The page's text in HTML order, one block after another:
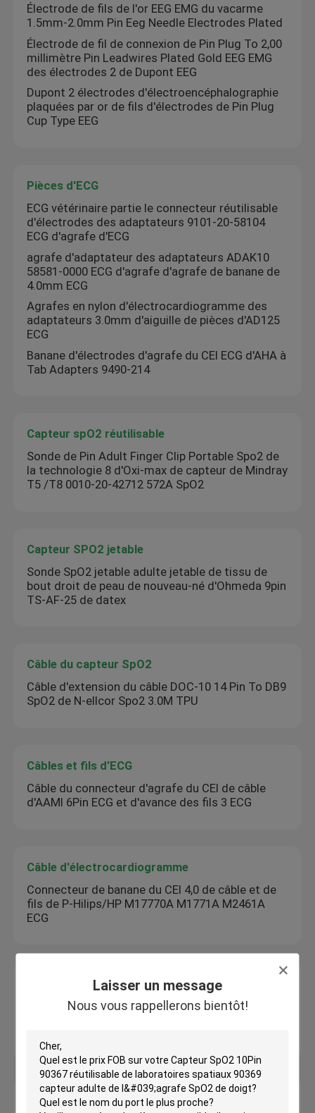
Laisser un message
Nous vous rappellerons bientôt!
Électrode de fils de l'or EEG EMG du vacarme
1.5mm-2.0mm Pin Eeg Needle Electrodes Plated
Électrode de fil de connexion de Pin Plug To 2,00
millimètre Pin Leadwires Plated Gold EEG EMG
des électrodes 2 de Dupont EEG
Dupont 2 électrodes d'électroencéphalographie
plaquées par or de fils d'électrodes de Pin Plug
Cup Type EEG
Pièces d'ECG
ECG vétérinaire partie le connecteur réutilisable
d'électrodes des adaptateurs 9101-20-58104
ECG d'agrafe d'ECG
agrafe d'adaptateur des adaptateurs ADAK10
58581-0000 ECG d'agrafe d'agrafe de banane de
4.0mm ECG
Agrafes en nylon d'électrocardiogramme des
adaptateurs 3.0mm d'aiguille de pièces d'AD125
ECG
Banane d'électrodes d'agrafe du CEI ECG d'AHA à
Tab Adapters 9490-214
Capteur spO2 réutilisable
Sonde de Pin Adult Finger Clip Portable Spo2 de
la technologie 8 d'Oxi-max de capteur de Mindray
T5 /T8 0010-20-42712 572A SpO2
Capteur SPO2 jetable
Sonde SpO2 jetable adulte jetable de tissu de
bout droit de peau de nouveau-né d'Ohmeda 9pin
TS-AF-25 de datex
Câble du capteur SpO2
Câble d'extension du câble DOC-10 14 Pin To DB9
SpO2 de N-ellcor Spo2 3.0M TPU
Câbles et fils d'ECG
Câble du connecteur d'agrafe du CEI de câble
d'AAMI 6Pin ECG et d'avance des fils 3 ECG
Câble d'électrocardiogramme
Connecteur de banane du CEI 4,0 de câble et de
fils de P-Hilips/HP M17770A M1771A M2461A
ECG
Câble de tronc d'ECG
Câble adaptateur ECG 6 dérivations Sie-me-ns
Fils d'ECG